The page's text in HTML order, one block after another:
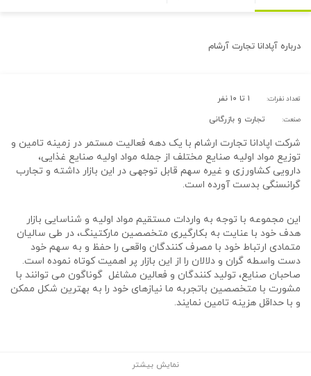
درباره آپادانا تجارت آرشام
تعداد نفرات: ۱ تا ۱۰ نفر
صنعت: تجارت و بازرگانی
شرکت اپادانا تجارت ارشام با یک دهه فعالیت مستمر در زمینه تامین و
توزیع مواد اولیه صنایع مختلف از جمله مواد اولیه صنایع غذایی،
دارویی کشاورزی و غیره سهم قابل توجهی در این بازار داشته و تجارب
گرانسنگی بدست آورده است.
این مجموعه با توجه به واردات مستقیم مواد اولیه و شناسایی بازار
هدف خود با عنایت به بکارگیری متخصصین مارکتینگ، در طی سالیان
متمادی ارتباط خود با مصرف کنندگان واقعی را حفظ و به سهم خود
دست واسطه گران و دلالان را از این بازار پر اهمیت کوتاه نموده است.
صاحبان صنایع، تولید کنندگان و فعالین مشاغل گوناگون می توانند با
مشورت با متخصصین باتجربه ما نیازهای خود را به بهترین شکل ممکن
و با حداقل هزینه تامین نمایند.
نمایش بیشتر